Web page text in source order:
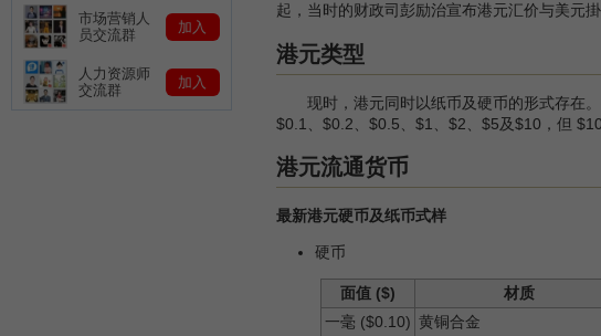
起，当时的财政司彭励治宣布港元汇价与美元
港元类型
现时，港元同时以纸币及硬币的形式存在。
$0.1、$0.2、$0.5、$1、$2、$5及$10，但
港元流通货币
最新港元硬币及纸币式样
硬币
面值 ($) 材质
一毫 ($0.10) 黄铜合金
市场营销人
员交流群
加入
人力资源师
交流群
加入